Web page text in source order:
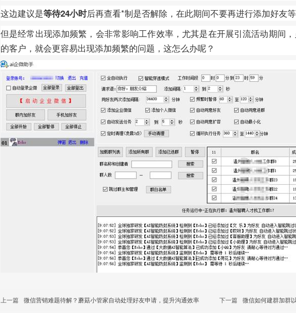
这边建议是等待24小时后再查看*制是否解除，在此期间不要再进行添加好友
但是经常出现添加频繁，会非常影响工作效率，尤其是在开展引流活动期间
的客户，就会更容易出现添加频繁的问题，这怎么办呢？
上一篇 微信营销难题待解？蘑菇小管家自动处理好友申请，提升沟通效率 下一篇 微信如何建群加群